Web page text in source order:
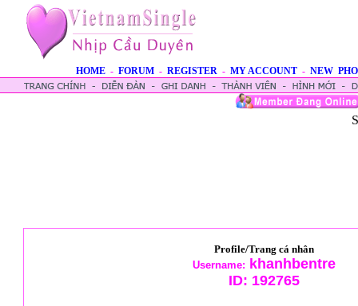
HOME - FORUM - REGISTER - MY ACCOUNT - NEW
Profile/Trang cá nhân
Username: khanhbentre
ID: 192765